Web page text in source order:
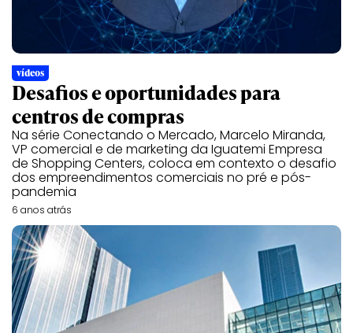
vídeos
Desafios e oportunidades para
centros de compras
Na série Conectando o Mercado, Marcelo Miranda,
VP comercial e de marketing da Iguatemi Empresa
de Shopping Centers, coloca em contexto o desafio
dos empreendimentos comerciais no pré e pós-
pandemia
6 anos atrás